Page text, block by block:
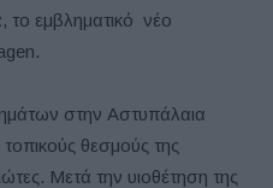
, το εμβληματικό νέο
στην Αστυπάλαια
θεσμούς της
Μετά την υιοθέτηση της